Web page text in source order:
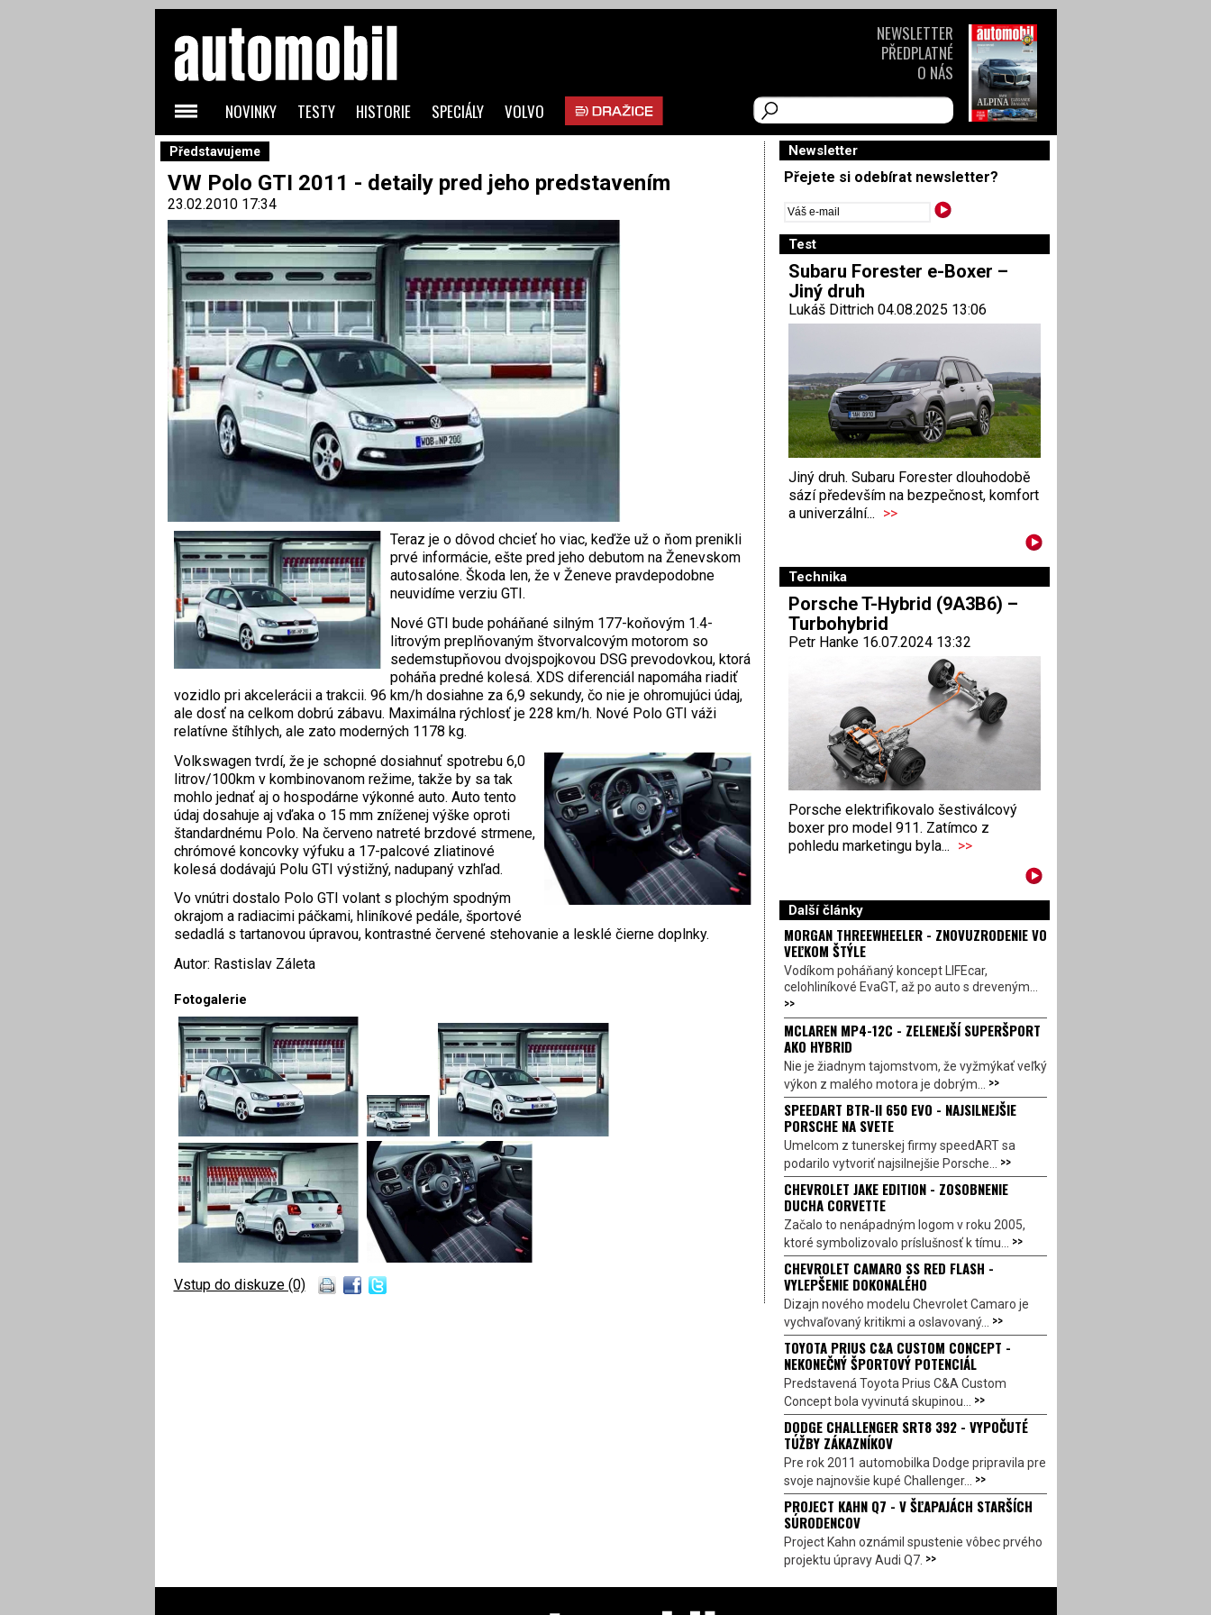
Představujeme
VW Polo GTI 2011 - detaily pred jeho predstavením
23.02.2010 17:34
Teraz je o dôvod chcieť ho viac, keďže už o ňom prenikli
prvé informácie, ešte pred jeho debutom na Ženevskom
autosalóne. Škoda len, že v Ženeve pravdepodobne
neuvidíme verziu GTI.
Nové GTI bude poháňané silným 177-koňovým 1.4-
litrovým preplňovaným štvorvalcovým motorom so
sedemstupňovou dvojspojkovou DSG prevodovkou, ktorá
poháňa predné kolesá. XDS diferenciál napomáha riadiť
vozidlo pri akcelerácii a trakcii. 96 km/h dosiahne za 6,9 sekundy, čo nie je ohromujúci údaj,
ale dosť na celkom dobrú zábavu. Maximálna rýchlosť je 228 km/h. Nové Polo GTI váži
relatívne štíhlych, ale zato moderných 1178 kg.
Volkswagen tvrdí, že je schopné dosiahnuť spotrebu 6,0
litrov/100km v kombinovanom režime, takže by sa tak
mohlo jednať aj o hospodárne výkonné auto. Auto tento
údaj dosahuje aj vďaka o 15 mm zníženej výške oproti
štandardnému Polo. Na červeno natreté brzdové strmene,
chrómové koncovky výfuku a 17-palcové zliatinové
kolesá dodávajú Polu GTI výstižný, nadupaný vzhľad.
Vo vnútri dostalo Polo GTI volant s plochým spodným
okrajom a radiacimi páčkami, hliníkové pedále, športové
sedadlá s tartanovou úpravou, kontrastné červené stehovanie a lesklé čierne doplnky.
Autor: Rastislav Záleta
Fotogalerie
Vstup do diskuze (0)
Newsletter
Přejete si odebírat newsletter?
Test
Subaru Forester e-Boxer –
Jiný druh
Lukáš Dittrich 04.08.2025 13:06
Jiný druh. Subaru Forester dlouhodobě
sází především na bezpečnost, komfort
a univerzální... >>
Technika
Porsche T-Hybrid (9A3B6) –
Turbohybrid
Petr Hanke 16.07.2024 13:32
Porsche elektrifikovalo šestiválcový
boxer pro model 911. Zatímco z
pohledu marketingu byla... >>
Další články
MORGAN THREEWHEELER - ZNOVUZRODENIE VO
VEĽKOM ŠTÝLE
Vodíkom poháňaný koncept LIFEcar,
celohliníkové EvaGT, až po auto s dreveným...
>>
MCLAREN MP4-12C - ZELENEJŠÍ SUPERŠPORT
AKO HYBRID
Nie je žiadnym tajomstvom, že vyžmýkať veľký
výkon z malého motora je dobrým... >>
SPEEDART BTR-II 650 EVO - NAJSILNEJŠIE
PORSCHE NA SVETE
Umelcom z tunerskej firmy speedART sa
podarilo vytvoriť najsilnejšie Porsche... >>
CHEVROLET JAKE EDITION - ZOSOBNENIE
DUCHA CORVETTE
Začalo to nenápadným logom v roku 2005,
ktoré symbolizovalo príslušnosť k tímu... >>
CHEVROLET CAMARO SS RED FLASH -
VYLEPŠENIE DOKONALÉHO
Dizajn nového modelu Chevrolet Camaro je
vychvaľovaný kritikmi a oslavovaný... >>
TOYOTA PRIUS C&A CUSTOM CONCEPT -
NEKONEČNÝ ŠPORTOVÝ POTENCIÁL
Predstavená Toyota Prius C&A Custom
Concept bola vyvinutá skupinou... >>
DODGE CHALLENGER SRT8 392 - VYPOČUTÉ
TÚŽBY ZÁKAZNÍKOV
Pre rok 2011 automobilka Dodge pripravila pre
svoje najnovšie kupé Challenger... >>
PROJECT KAHN Q7 - V ŠĽAPAJÁCH STARŠÍCH
SÚRODENCOV
Project Kahn oznámil spustenie vôbec prvého
projektu úpravy Audi Q7. >>
NOVINKY TESTY HISTORIE SPECIÁLY VOLVO
NEWSLETTER
PŘEDPLATNÉ
O NÁS